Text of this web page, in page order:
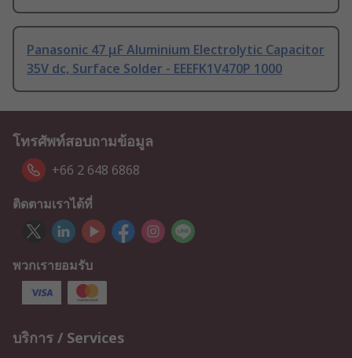
Panasonic 47 μF Aluminium Electrolytic Capacitor
35V dc, Surface Solder - EEEFK1V470P 1000
โทรศัพท์สอบถามข้อมูล
+66 2 648 6868
ติดตามเราได้ที่
พวกเรายอมรับ
บริการ / Services